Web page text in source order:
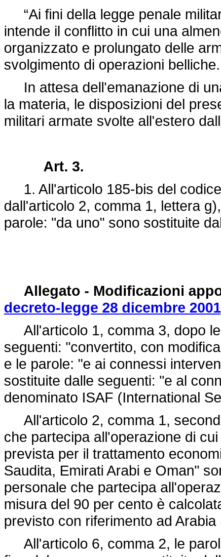
“Ai fini della legge penale
intende il conflitto in cui una
organizzato e prolungato delle
svolgimento di operazioni belliche.
In attesa dell'emanazione di
la materia, le disposizioni del
militari armate svolte all'estero
Art. 3.
1. All'articolo 185-bis del
dall'articolo 2, comma 1, lettera
parole: "da uno" sono sostituite
Allegato - Modificazioni
decreto-legge 28 dicembre
All'articolo 1, comma 3, dopo
seguenti: "convertito, con
e le parole: "e ai connessi
sostituite dalle seguenti: "e al
denominato ISAF (International
All'articolo 2, comma 1,
che partecipa all'operazione di
prevista per il trattamento
Saudita, Emirati Arabi e Oman"
personale che partecipa
misura del 90 per cento è
previsto con riferimento ad
All'articolo 6, comma 2, le